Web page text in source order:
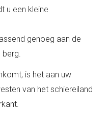
u een kleine
genoeg aan de
berg.
is het aan uw
van het schiereiland